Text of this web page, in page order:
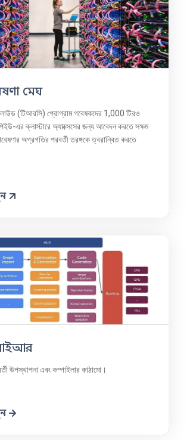
মেঘ
ক্লাউড (টিআরসি) প্রোগ্রাম গবেষকদের 1,000 টিরও
এর ক্লাস্টারে অ্যাক্সেসের জন্য আবেদন করতে সক্ষম
অগ্রগতির পরবর্তী তরঙ্গকে ত্বরান্বিত করতে
উপস্থাপনা এবং কম্পাইলার কাঠামো।